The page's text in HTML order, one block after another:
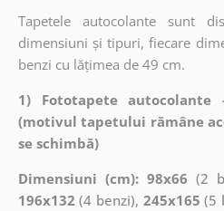
Tapetele autocolante sunt
dimensiuni și tipuri, fiecare
benzi cu lățimea de 49 cm.
1) Fototapete autocolante
(motivul tapetului rămâne
se schimbă)
Dimensiuni (cm): 98x66 (2
196x132 (4 benzi), 245x165 (5